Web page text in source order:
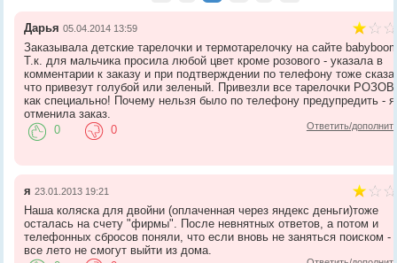
Дарья 05.04.2014 13:59
Заказывала детские тарелочки и термотарелочку на сайте
Т.к. для мальчика просила любой цвет кроме розового - указала в
комментарии к заказу и при подтверждении по телефону тоже
что привезут голубой или зеленый. Привезли все тарелочки
как специально! Почему нельзя было по телефону предупредить -
отменила заказ.
Ответить/
0 0
я 23.01.2013 19:21
Наша коляска для двойни (оплаченная через яндекс деньги)тоже
осталась на счету "фирмы". После невнятных ответов, а потом и
телефонных сбросов поняли, что если вновь не заняться поиском -
все лето не смогут выйти из дома.